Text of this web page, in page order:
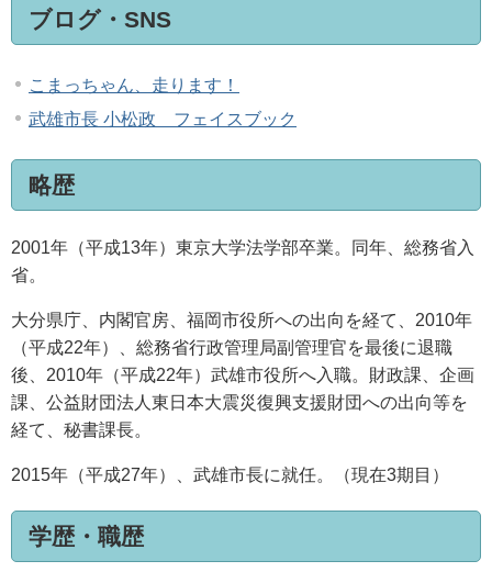
ブログ・SNS
こまっちゃん、走ります！
武雄市長 小松政 フェイスブック
略歴
2001年（平成13年）東京大学法学部卒業。同年、総務省入
省。
大分県庁、内閣官房、福岡市役所への出向を経て、2010年
（平成22年）、総務省行政管理局副管理官を最後に退職
後、2010年（平成22年）武雄市役所へ入職。財政課、企画
課、公益財団法人東日本大震災復興支援財団への出向等を
経て、秘書課長。
2015年（平成27年）、武雄市長に就任。（現在3期目）
学歴・職歴